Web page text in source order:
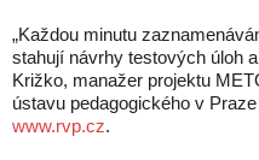
„Každou minutu
stahují návrhy testových úloh
Križko, manažer projektu
ústavu pedagogického v
www.rvp.cz.